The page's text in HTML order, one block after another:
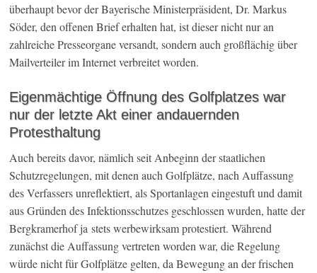
überhaupt bevor der Bayerische Ministerpräsident, Dr. Markus
Söder, den offenen Brief erhalten hat, ist dieser nicht nur an
zahlreiche Presseorgane versandt, sondern auch großflächig über
Mailverteiler im Internet verbreitet worden.
Eigenmächtige Öffnung des Golfplatzes war
nur der letzte Akt einer andauernden
Protesthaltung
Auch bereits davor, nämlich seit Anbeginn der staatlichen
Schutzregelungen, mit denen auch Golfplätze, nach Auffassung
des Verfassers unreflektiert, als Sportanlagen eingestuft und damit
aus Gründen des Infektionsschutzes geschlossen wurden, hatte der
Bergkramerhof ja stets werbewirksam protestiert. Während
zunächst die Auffassung vertreten worden war, die Regelung
würde nicht für Golfplätze gelten, da Bewegung an der frischen